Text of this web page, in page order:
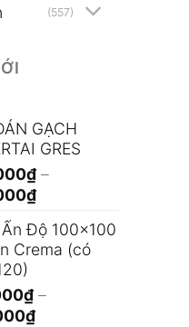
(557)
GẠCH
GRES
₫ –
₫Khoảng
từ
365.000₫
490.000₫
Độ 100x100
Crema (có
₫ –
₫Khoảng